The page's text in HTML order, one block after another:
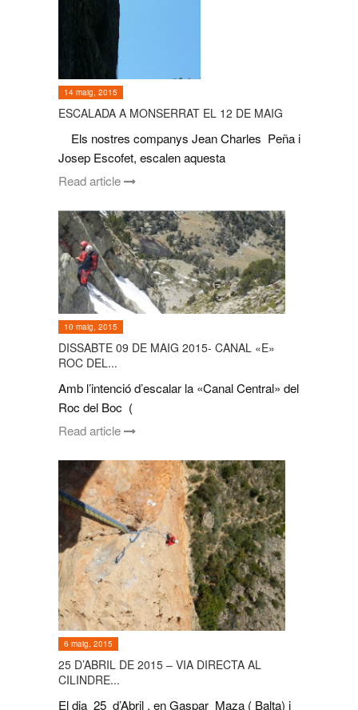
14 maig, 2015
ESCALADA A MONSERRAT EL 12 DE MAIG
Els nostres companys Jean Charles Peña i
Josep Escofet, escalen aquesta
Read article
10 maig, 2015
DISSABTE 09 DE MAIG 2015- CANAL «E»
ROC DEL...
Amb l’intenció d’escalar la «Canal Central» del
Roc del Boc (
Read article
6 maig, 2015
25 D’ABRIL DE 2015 – VIA DIRECTA AL
CILINDRE...
El dia 25 d’Abril , en Gaspar Maza ( Balta) i